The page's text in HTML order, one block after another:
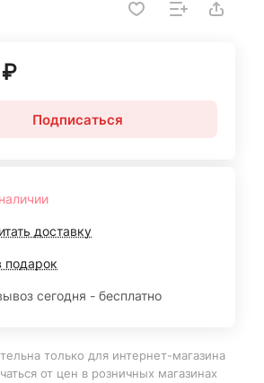
Подписаться
доставку
подарок
сегодня - бесплатно
только для интернет-магазина
от цен в розничных магазинах